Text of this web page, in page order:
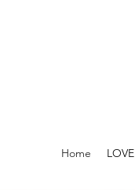
Home LOVE